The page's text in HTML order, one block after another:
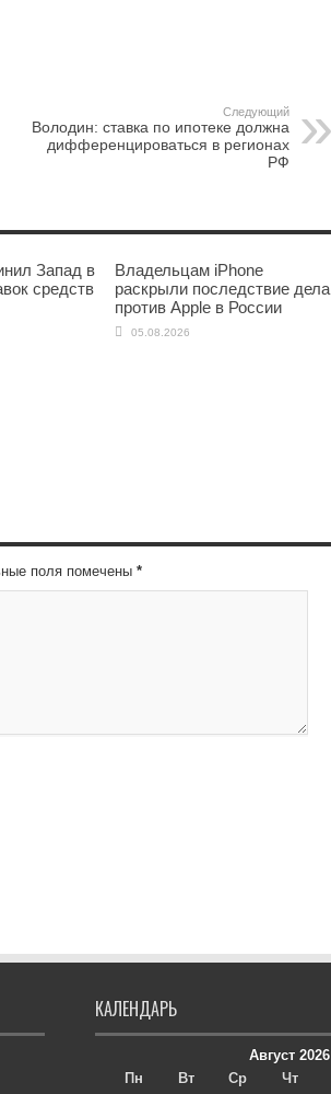
Следующий
Володин: ставка по ипотеке должна
дифференцироваться в регионах
РФ
Запад в
средств
Владельцам iPhone
раскрыли последствие дела
против Apple в России
05.08.2026
поля помечены *
КАЛЕНДАРЬ
Август 2026
Пн
Вт Ср Чт